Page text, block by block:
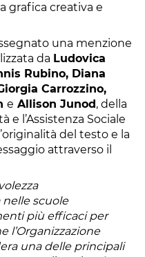
grafica creativa e
una menzione
da Ludovica
Rubino, Diana
Carrozzino,
e Allison Junod, della
e l’Assistenza Sociale
del testo e la
attraverso il
nelle scuole
più efficaci per
l’Organizzazione
una delle principali